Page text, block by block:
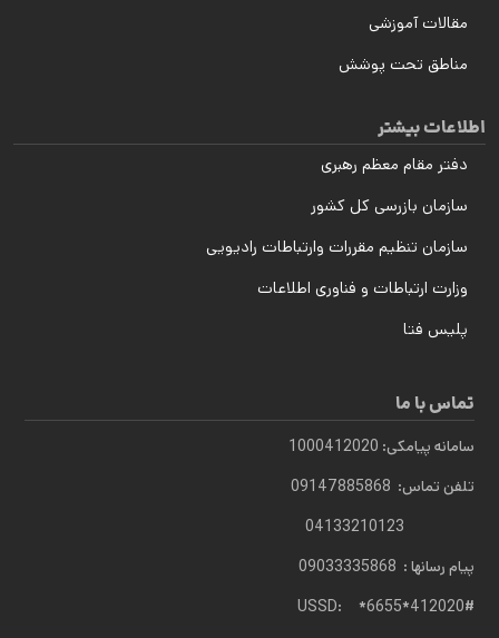
مقالات آموزشی
مناطق تحت پوشش
اطلاعات بیشتر
دفتر مقام معظم رهبری
سازمان بازرسی کل کشور
سازمان تنظیم مقررات وارتباطات رادیویی
وزارت ارتباطات و فناوری اطلاعات
پلیس فتا
تماس با ما
سامانه پیامکی: 1000412020
تلفن تماس: 09147885868
پیام رسانها : 09033335868
USSD: *6655*412020#